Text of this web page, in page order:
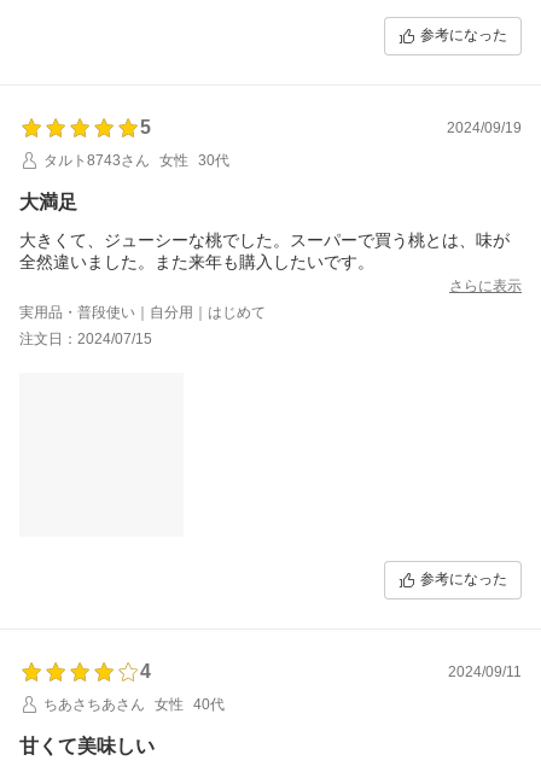
参考になった
5
2024/09/19
タルト8743さん
女性 30代
大満足
大きくて、ジューシーな桃でした。スーパーで買う桃とは、味が
全然違いました。また来年も購入したいです。
さらに表示
実用品・普段使い｜自分用｜はじめて
注文日：2024/07/15
参考になった
4
2024/09/11
ちあさちあさん
女性 40代
甘くて美味しい